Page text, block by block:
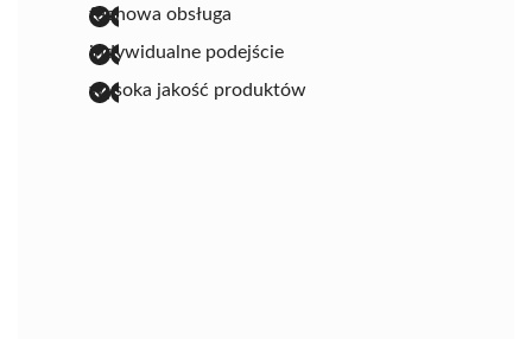
fachowa obsługa
indywidualne podejście
wysoka jakość produktów